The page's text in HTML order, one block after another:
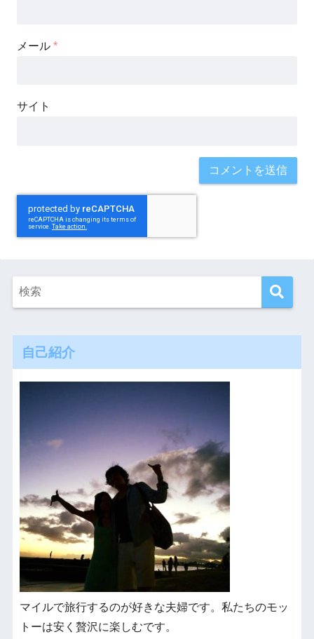
メール *
サイト
自己紹介
マイルで旅行するのが好きな夫婦です。私たちのモッ
トーは安く贅沢に楽しむです。